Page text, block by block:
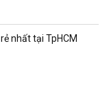
nhất tại TpHCM